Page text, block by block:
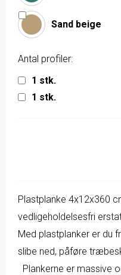
Sand beige
Antal profiler:
1 stk.
1 stk.
Plastplanke 4x12x360
vedligeholdelsesfri
Med plastplanker er du
slibe ned, påføre
Plankerne er massive